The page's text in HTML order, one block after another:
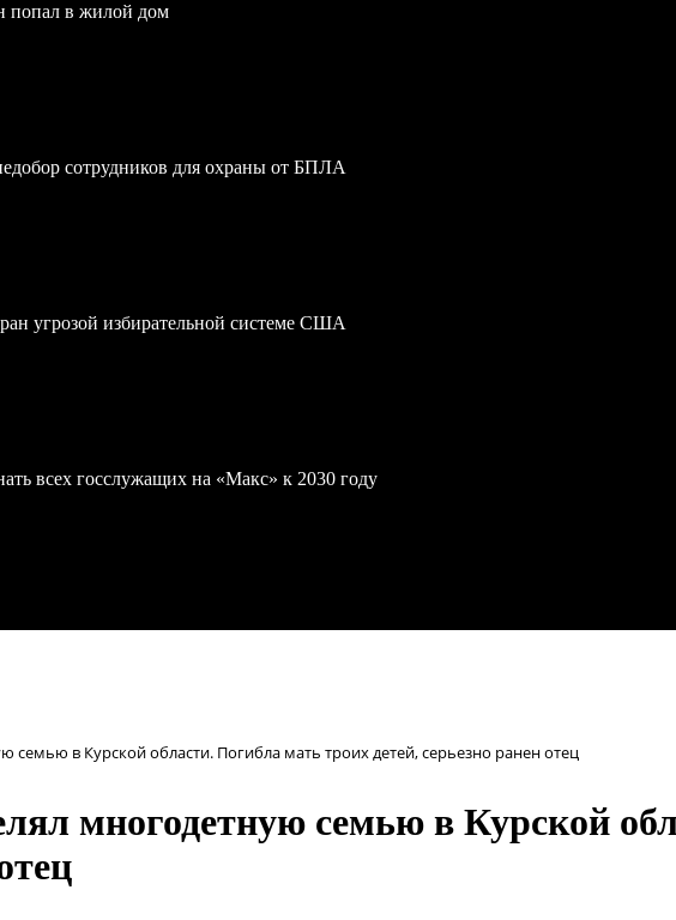
попал в жилой дом
сотрудников для охраны от БПЛА
угрозой избирательной системе США
всех госслужащих на «Макс» к 2030 году
семью в Курской области. Погибла мать троих детей, серьезно ранен отец
многодетную семью в Курской